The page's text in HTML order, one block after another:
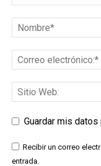
Guardar mis
Recibir un correo
entrada.